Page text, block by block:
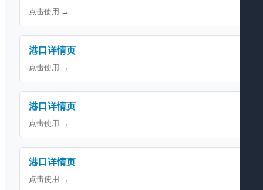
点击使用 →
港口详情页
点击使用 →
港口详情页
点击使用 →
港口详情页
点击使用 →